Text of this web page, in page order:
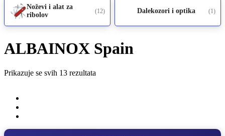
Noževi i alat za
ribolov
(12) Dalekozori i optika (1)
ALBAINOX Spain
Prikazuje se svih 13 rezultata